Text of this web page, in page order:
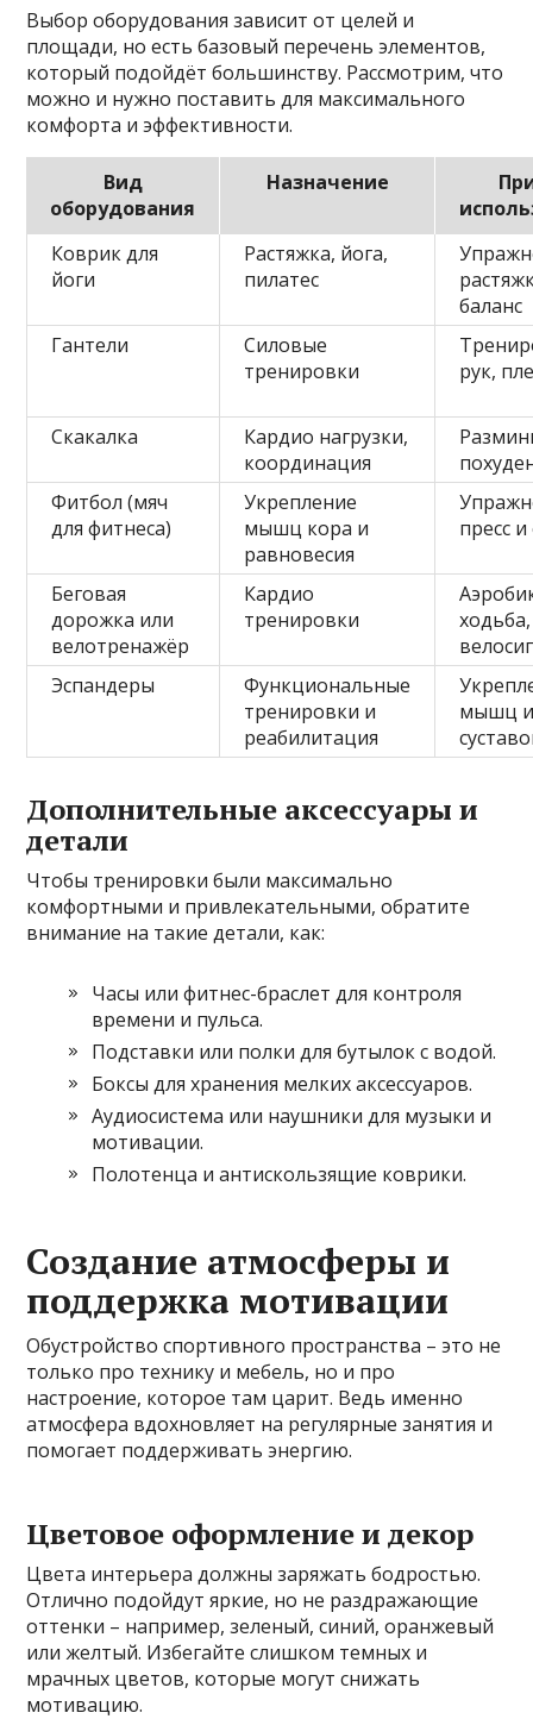
Выбор оборудования зависит от целей и
площади, но есть базовый перечень элементов,
который подойдёт большинству. Рассмотрим, что
можно и нужно поставить для максимального
комфорта и эффективности.
Вид
оборудования
Назначение
Коврик для
йоги
Растяжка, йога,
пилатес
баланс
Гантели
Силовые
тренировки
рук,
Скакалка
Кардио нагрузки,
координация
Фитбол (мяч
для фитнеса)
Укрепление
мышц кора и
равновесия
пресс
Беговая
дорожка или
велотренажёр
Кардио
тренировки
Эспандеры
Функциональные
тренировки и
реабилитация
мышц
Дополнительные аксессуары и
детали
Чтобы тренировки были максимально
комфортными и привлекательными, обратите
внимание на такие детали, как:
Часы или фитнес-браслет для контроля
времени и пульса.
Подставки или полки для бутылок с водой.
Боксы для хранения мелких аксессуаров.
Аудиосистема или наушники для музыки и
мотивации.
Полотенца и антискользящие коврики.
Создание атмосферы и
поддержка мотивации
Обустройство спортивного пространства – это не
только про технику и мебель, но и про
настроение, которое там царит. Ведь именно
атмосфера вдохновляет на регулярные занятия и
помогает поддерживать энергию.
Цветовое оформление и декор
Цвета интерьера должны заряжать бодростью.
Отлично подойдут яркие, но не раздражающие
оттенки – например, зеленый, синий, оранжевый
или желтый. Избегайте слишком темных и
мрачных цветов, которые могут снижать
мотивацию.